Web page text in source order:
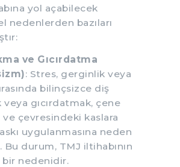
yol açabilecek
nedenlerden bazıları
ve Gıcırdatma
: Stres, gerginlik veya
bilinçsizce diş
veya gıcırdatmak, çene
çevresindeki kaslara
uygulanmasına neden
Bu durum, TMJ iltihabının
bir nedenidir.